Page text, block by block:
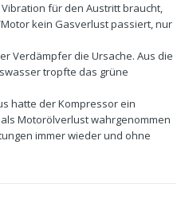
für den Austritt braucht,
kein Gasverlust passiert, nur
Verdämpfer die Ursache. Aus die
tropfte das grüne
hatte der Kompressor ein
Motorölverlust wahrgenommen
immer wieder und ohne